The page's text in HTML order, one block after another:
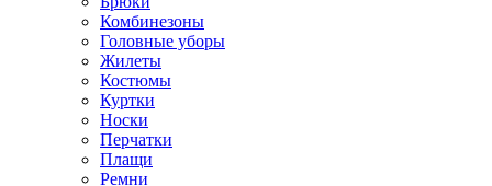
Комбинезоны
Головные уборы
Жилеты
Костюмы
Куртки
Носки
Перчатки
Плащи
Ремни